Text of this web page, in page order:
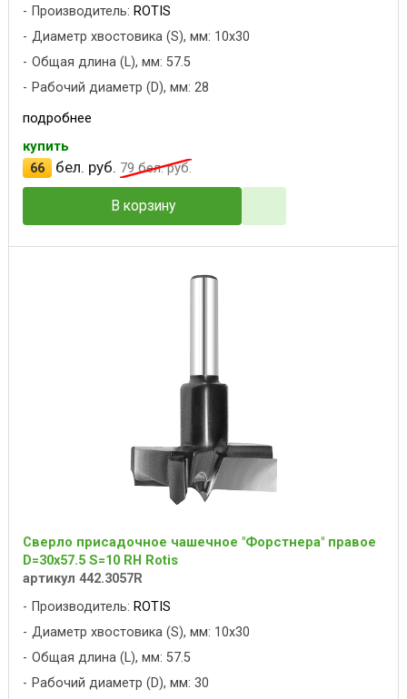
Производитель: ROTIS
Диаметр хвостовика (S), мм: 10x30
Общая длина (L), мм: 57.5
Рабочий диаметр (D), мм: 28
подробнее
купить
66
бел. руб. 79бел. руб.
В корзину
Сверло присадочное чашечное "Форстнера" правое
D=30x57.5 S=10 RH Rotis
артикул 442.3057R
Производитель: ROTIS
Диаметр хвостовика (S), мм: 10x30
Общая длина (L), мм: 57.5
Рабочий диаметр (D), мм: 30